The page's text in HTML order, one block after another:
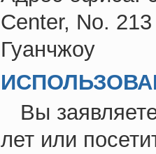
Center, No.
Гуанчжоу
Вы
лет или